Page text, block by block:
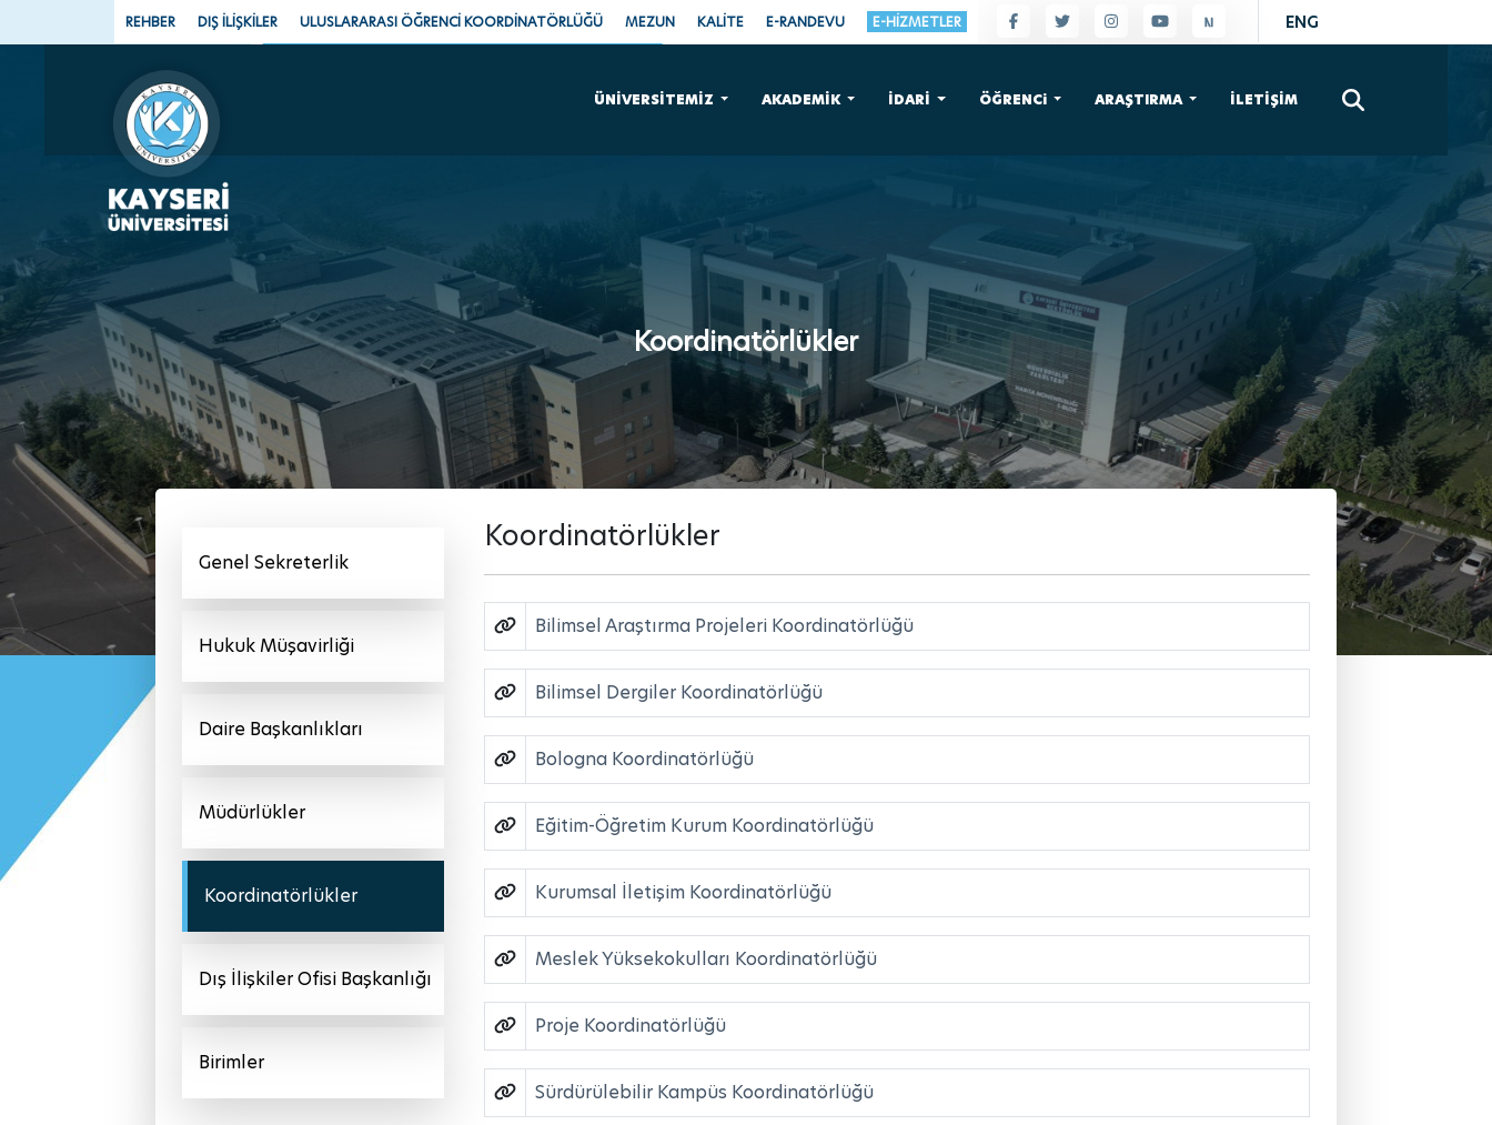
ÜNİVERSİTEMİZ AKADEMİK İDARİ ÖĞRENCi ARAŞTIRMA İLETİŞİM
×
ENG
REHBER DIŞ İLİŞKİLER ULUSLARARASI ÖĞRENCİ KOORDİNATÖRLÜĞÜ MEZUN KALİTE E-RANDEVU E-HİZMETLER
Koordinatörlükler
Koordinatörlükler
Bilimsel Araştırma Projeleri Koordinatörlüğü
Bilimsel Dergiler Koordinatörlüğü
Bologna Koordinatörlüğü
Eğitim-Öğretim Kurum Koordinatörlüğü
Kurumsal İletişim Koordinatörlüğü
Meslek Yüksekokulları Koordinatörlüğü
Proje Koordinatörlüğü
Sürdürülebilir Kampüs Koordinatörlüğü
Genel Sekreterlik
Hukuk Müşavirliği
Daire Başkanlıkları
Müdürlükler
Koordinatörlükler
Dış İlişkiler Ofisi Başkanlığı
Birimler